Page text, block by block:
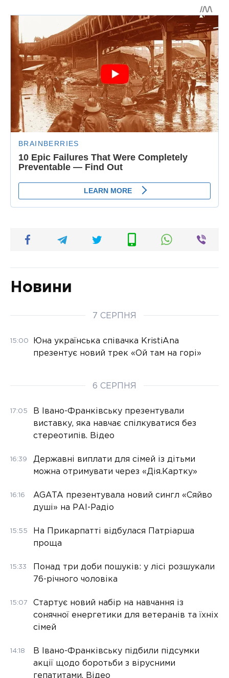
Новини
7 СЕРПНЯ
15:00
Юна українська співачка KristiAna
презентує новий трек «Ой там на горі»
6 СЕРПНЯ
17:05
В Івано-Франківську презентували
виставку, яка навчає спілкуватися без
стереотипів. Відео
16:39
Державні виплати для сімей із дітьми
можна отримувати через «Дія.Картку»
16:16
AGATA презентувала новий сингл «Сяйво
душі» на РАІ-Радіо
15:55
На Прикарпатті відбулася Патріарша
проща
15:33
Понад три доби пошуків: у лісі розшукали
76-річного чоловіка
15:07
Стартує новий набір на навчання із
сонячної енергетики для ветеранів та їхніх
сімей
14:18
В Івано-Франківську підбили підсумки
акції щодо боротьби з вірусними
гепатитами. Відео